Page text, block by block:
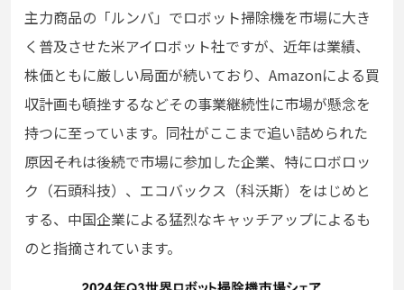
主力商品の「ルンバ」でロボット掃除機を市場に大き
く普及させた米アイロボット社ですが、近年は業績、
株価ともに厳しい局面が続いており、Amazonによる買
収計画も頓挫するなどその事業継続性に市場が懸念を
持つに至っています。同社がここまで追い詰められた
原因――それは後続で市場に参加した企業、特にロボロッ
ク（石頭科技）、エコバックス（科沃斯）をはじめと
する、中国企業による猛烈なキャッチアップによるも
のと指摘されています。